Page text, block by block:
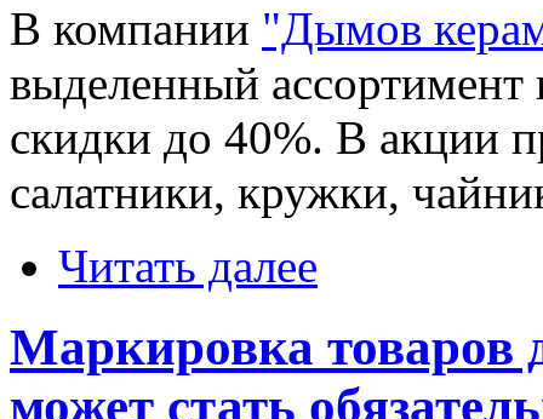
В компании "Дымов
выделенный
скидки до 40%. В акции
салатники, кружки,
Читать далее
Маркировка товаров
может стать